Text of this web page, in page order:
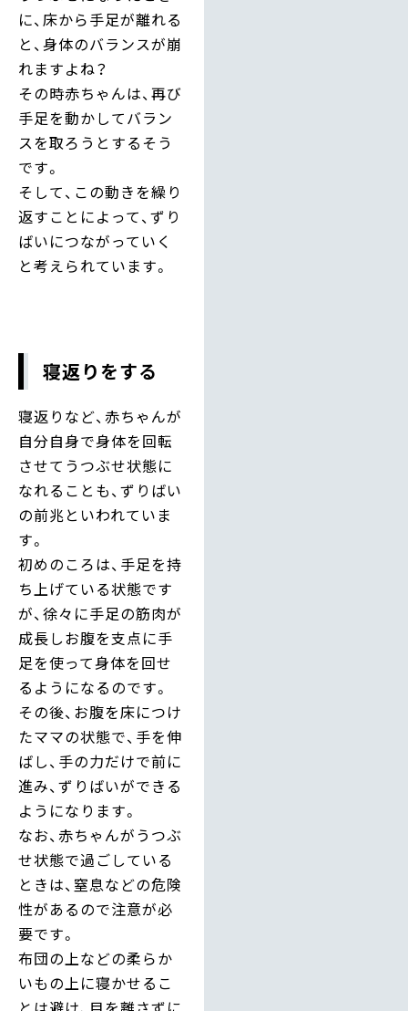
に、床から手足が離れる
と、身体のバランスが崩
れますよね？
その時赤ちゃんは、再び
手足を動かしてバラン
スを取ろうとするそう
です。
そして、この動きを繰り
返すことによって、ずり
ばいにつながっていく
と考えられています。
寝返りをする
寝返りなど、赤ちゃんが
自分自身で身体を回転
させてうつぶせ状態に
なれることも、ずりばい
の前兆といわれていま
す。
初めのころは、手足を持
ち上げている状態です
が、徐々に手足の筋肉が
成長しお腹を支点に手
足を使って身体を回せ
るようになるのです。
その後、お腹を床につけ
たママの状態で、手を伸
ばし、手の力だけで前に
進み、ずりばいができる
ようになります。
なお、赤ちゃんがうつぶ
せ状態で過ごしている
ときは、窒息などの危険
性があるので注意が必
要です。
布団の上などの柔らか
いもの上に寝かせるこ